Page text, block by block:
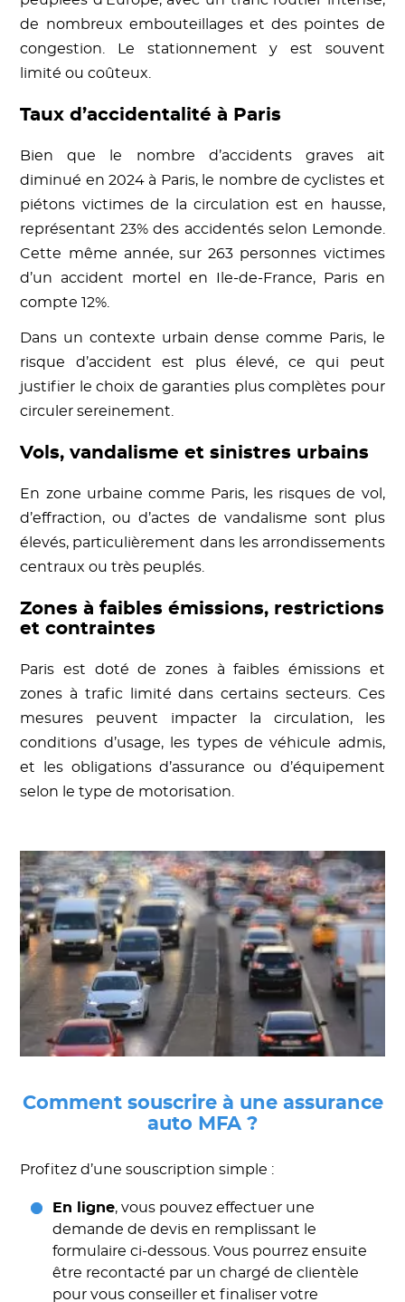
de nombreux embouteillages et des pointes de
congestion. Le stationnement y est souvent
limité ou coûteux.
Taux d’accidentalité à Paris
Bien que le nombre d’accidents graves ait
diminué en 2024 à Paris, le nombre de cyclistes et
piétons victimes de la circulation est en hausse,
représentant 23% des accidentés selon Lemonde.
Cette même année, sur 263 personnes victimes
d’un accident mortel en Ile-de-France, Paris en
compte 12%.
Dans un contexte urbain dense comme Paris, le
risque d’accident est plus élevé, ce qui peut
justifier le choix de garanties plus complètes pour
circuler sereinement.
Vols, vandalisme et sinistres urbains
En zone urbaine comme Paris, les risques de vol,
d’effraction, ou d’actes de vandalisme sont plus
élevés, particulièrement dans les arrondissements
centraux ou très peuplés.
Zones à faibles émissions, restrictions
et contraintes
Paris est doté de zones à faibles émissions et
zones à trafic limité dans certains secteurs. Ces
mesures peuvent impacter la circulation, les
conditions d’usage, les types de véhicule admis,
et les obligations d’assurance ou d’équipement
selon le type de motorisation.
Comment souscrire à une assurance
auto MFA ?
Profitez d’une souscription simple :
En ligne, vous pouvez effectuer une
demande de devis en remplissant le
formulaire ci-dessous. Vous pourrez ensuite
être recontacté par un chargé de clientèle
pour vous conseiller et finaliser votre